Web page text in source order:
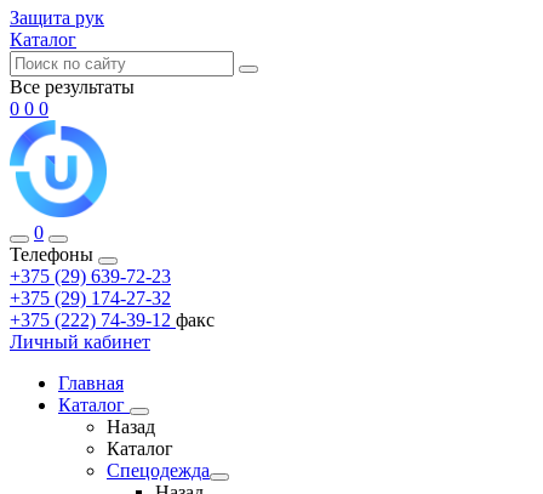
Защита рук
Каталог
Все результаты
0 0 0
0
Телефоны
+375 (29) 639-72-23
+375 (29) 174-27-32
+375 (222) 74-39-12 факс
Личный кабинет
Главная
Каталог
Назад
Каталог
Спецодежда